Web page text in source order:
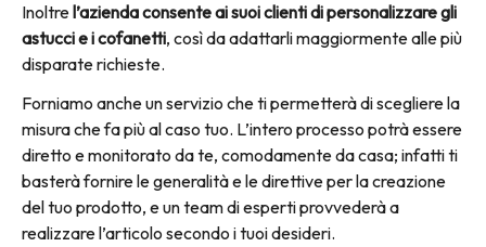
Inoltrel’azienda consente ai suoi clienti di personalizzare gli
astucci e i cofanetti, così da adattarli maggiormente alle più
disparate richieste.
Forniamo anche un servizio che ti permetterà di scegliere la
misura che fa più al caso tuo. L’intero processo potrà essere
diretto e monitorato da te, comodamente da casa; infatti ti
basterà fornire le generalità e le direttive per la creazione
del tuo prodotto, e un team di esperti provvederà a
realizzare l’articolo secondo i tuoi desideri.